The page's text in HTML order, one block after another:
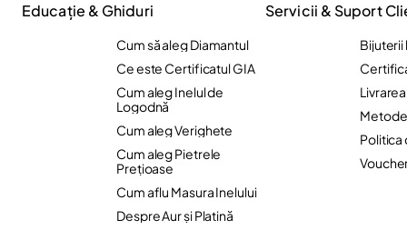
Educație & Ghiduri
Cum să aleg Diamantul
Ce este Certificatul GIA
Cum aleg Inelul de
Logodnă
Cum aleg Verighete
Cum aleg Pietrele
Preţioase
Cum aflu Masura Inelului
Despre Aur și Platină
Servicii & Suport
Bijuterii
Politica